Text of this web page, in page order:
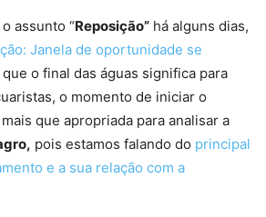
assunto “Reposição” há alguns dias,
Janela de oportunidade se
o final das águas significa para
o momento de iniciar o
que apropriada para analisar a
pois estamos falando do principal
e a sua relação com a